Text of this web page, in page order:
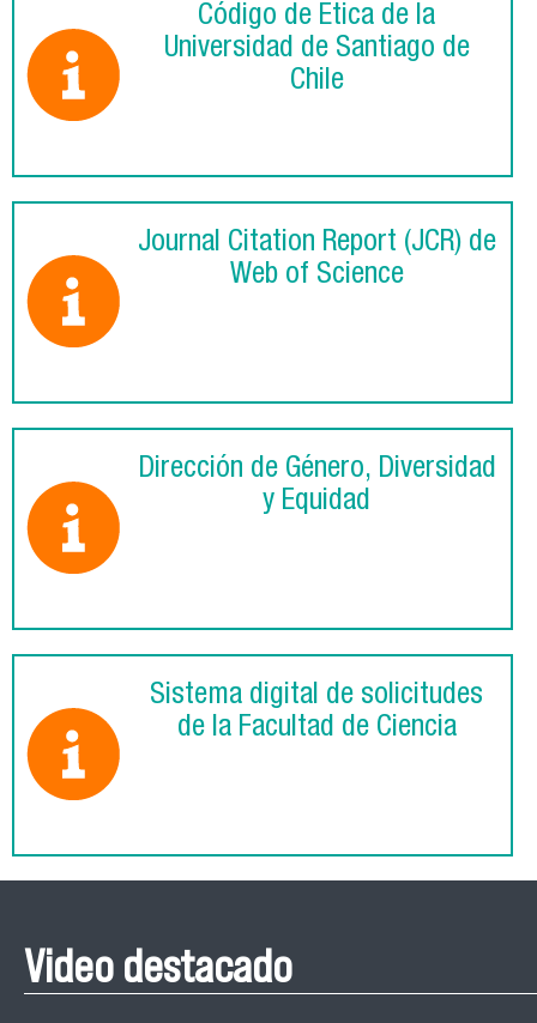
Código de Ética de la
Universidad de Santiago de
Chile
Journal Citation Report (JCR) de
Web of Science
Dirección de Género, Diversidad
y Equidad
Sistema digital de solicitudes
de la Facultad de Ciencia
Video destacado